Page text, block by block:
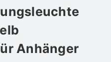
Anhänger